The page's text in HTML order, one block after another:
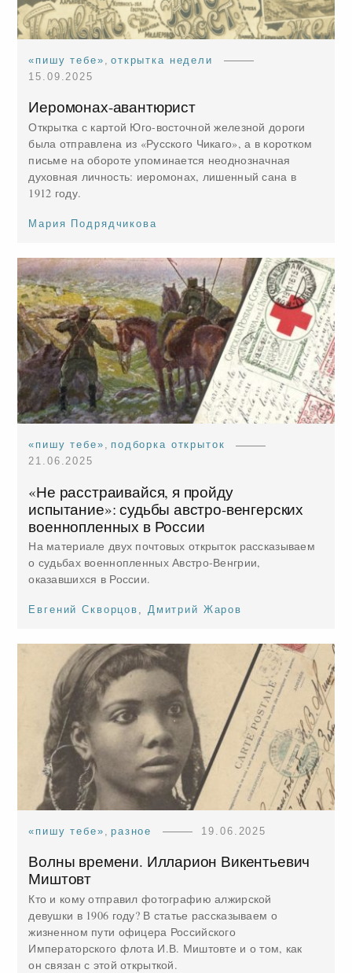
«пишу тебе» ,открытка недели
15.09.2025
Иеромонах-авантюрист
Открытка с картой Юго-восточной железной дороги
была отправлена из «Русского Чикаго», а в коротком
письме на обороте упоминается неоднозначная
духовная личность: иеромонах, лишенный сана в
1912 году.
Мария Подрядчикова
«пишу тебе» , подборка открыток
21.06.2025
«Не расстраивайся, я пройду
испытание»: судьбы австро-венгерских
военнопленных в России
На материале двух почтовых открыток рассказываем
о судьбах военнопленных Австро-Венгрии,
оказавшихся в России.
Евгений Скворцов , Дмитрий Жаров
«пишу тебе» ,разное 19.06.2025
Волны времени. Илларион Викентьевич
Миштовт
Кто и кому отправил фотографию алжирской
девушки в 1906 году? В статье рассказываем о
жизненном пути офицера Российского
Императорского флота И.В. Миштовте и о том, как
он связан с этой открыткой.